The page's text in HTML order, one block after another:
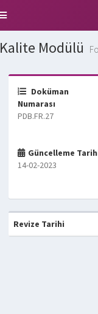
Toggle
Kalite Modülü
Doküman
Numarası
PDB.FR.27
Güncelleme
14-02-2023
Revize Tarihi